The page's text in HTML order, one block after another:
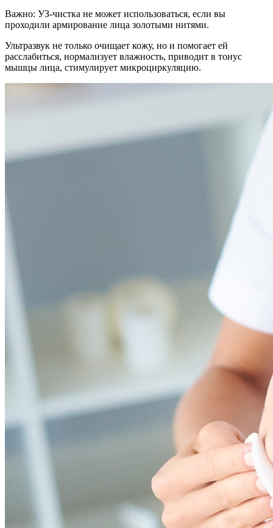
Важно: УЗ-чистка не может использоваться, если вы
проходили армирование лица золотыми нитями.
Ультразвук не только очищает кожу, но и помогает ей
расслабиться, нормализует влажность, приводит в тонус
мышцы лица, стимулирует микроциркуляцию.